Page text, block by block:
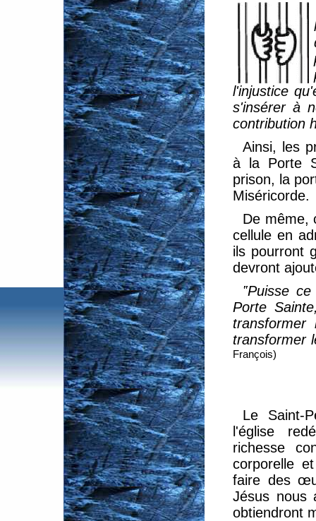
l'injustice
s'insérer à
contribution
Ainsi, les
à la Porte
prison, la
Miséricorde.
De même,
cellule en
ils pourront
devront
‟Puisse
Porte
transformer
François)
Le Saint-
l'église
richesse
corporelle
faire des
Jésus nous
obtiendront